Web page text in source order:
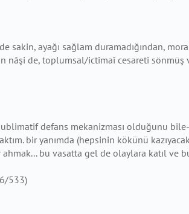
ayağı sağlam duramadığından,
de, toplumsal/ictimaî cesareti sönmüş
defans mekanizması olduğunu
bir yanımda (hepsinin kökünü
bu vasatta gel de olaylara katıl ve
533)